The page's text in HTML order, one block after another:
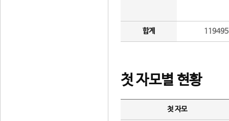
합계
첫 자모별 현황
첫 자모